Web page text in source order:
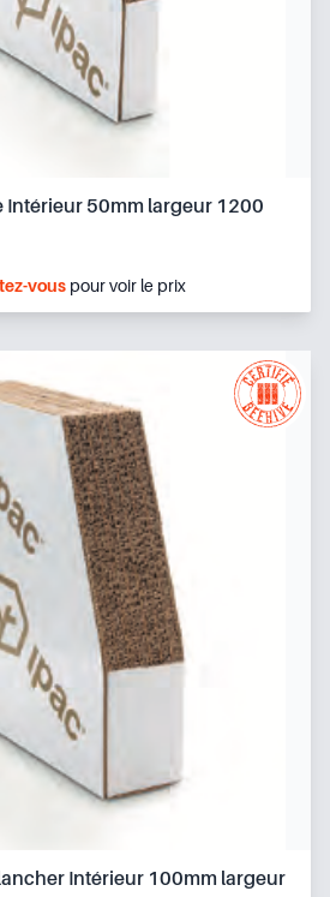
Intérieur 50mm largeur 1200
vous pour voir le prix
Intérieur 100mm largeur